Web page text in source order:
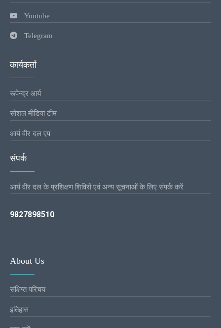
Youtube
Telegram
कार्यकर्ता
रूपेन्द्र आर्य
सोशल मीडिया टीम
आर्य वीर दल एप
संपर्क
आर्य वीर दल के प्रशिक्षण शिविरों एवं अन्य सूचनाओं के लिए संपर्क करें
9827898510
About Us
संक्षिप्त परिचय
इतिहास